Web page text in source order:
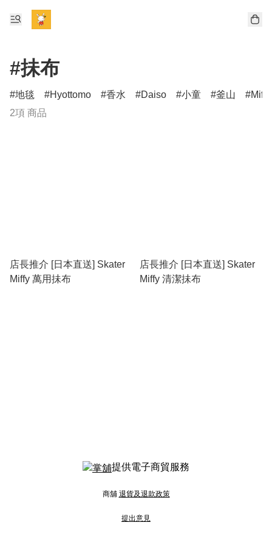
#抺布
地毯 Hyottomo 香水 Daiso 小童 釜山
2項 商品
店長推介 [日本直送] Skater
Miffy 萬用抺布
店長推介 [日本直送] Skater
Miffy 清潔抺布
提供電子商貿服務
商舖 退貨及退款政策
提出意見